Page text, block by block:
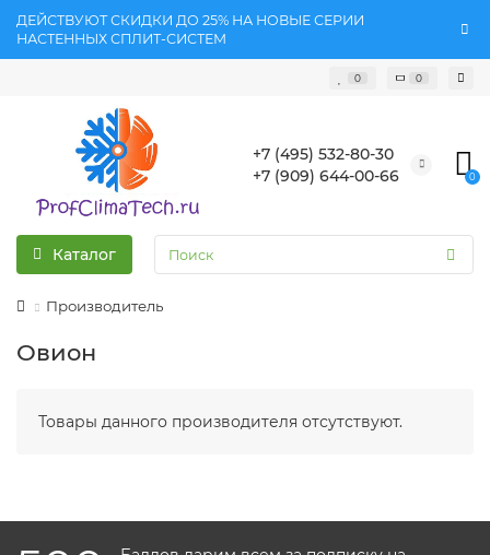
ДЕЙСТВУЮТ СКИДКИ ДО 25% НА НОВЫЕ СЕРИИ
НАСТЕННЫХ СПЛИТ-СИСТЕМ
0 0
+7 (495) 532-80-30
+7 (909) 644-00-66
0
Каталог
Производитель
Овион
Товары данного производителя отсутствуют.